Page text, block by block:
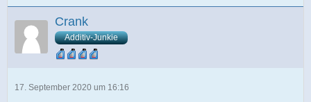
Crank
Additiv-Junkie
17. September 2020 um 16:16